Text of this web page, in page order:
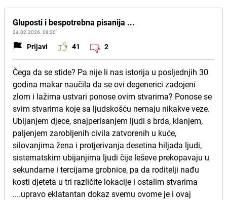
Gluposti i bespotrebna pisanija ...
24.02.2026. 08:20
Prijavi 41 2
Čega da se stide? Pa nije li nas istorija u posljednjih 30
godina makar naučila da se ovi degenerici zadojeni
zlom i lažima ustvari ponose ovim stvarima? Ponose se
svim stvarima koje sa ljudskošću nemaju nikakve veze.
Ubijanjem djece, snajperisanjem ljudi s brda, klanjem,
paljenjem zarobljenih civila zatvorenih u kuće,
silovanjima žena i protjerivanja desetina hiljada ljudi,
sistematskim ubijanjima ljudi čije leševe prekopavaju u
sekundarne i tercijarne grobnice, pa da roditelji nađu
kosti djeteta u tri različite lokacije i ostalim stvarima
....upravo eklatantan dokaz svemu ovome je i ovaj